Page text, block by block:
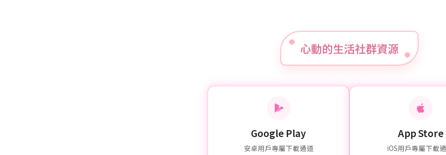
心動的生活社群資源
Google Play
安卓用戶專屬下載通道
App Store
iOS用戶專屬下載